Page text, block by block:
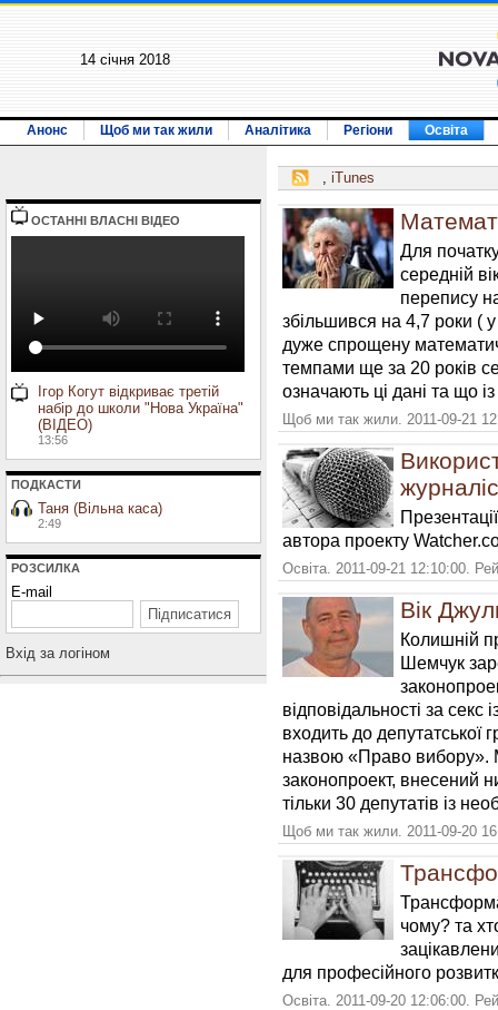
14 січня 2018
Анонс Щоб ми так жили Аналітика Регіони Освіта
ОСТАННI ВЛАСНI ВIДЕО
Ігор Когут відкриває третій
набір до школи "Нова Україна"
(ВІДЕО)
13:56
ПОДКАСТИ
Таня (Вільна каса)
2:49
РОЗСИЛКА
E-mail
Вхiд за логiном
, iTunes
Для
середній
перепису
збільшився на 4,7 роки (
дуже спрощену
темпами ще за 20 років
означають ці дані та що
Щоб ми так жили. 2011-09-21
автора проекту
Освіта. 2011-09-21 12:10:00.
Вік
Колишній
Шемчук
відповідальності за секс
входить до депутатської
назвою «Право вибору».
законопроект, внесений
тільки 30 депутатів із
Щоб ми так жили. 2011-09-20
чому? та
для професійного
Освіта. 2011-09-20 12:06:00.